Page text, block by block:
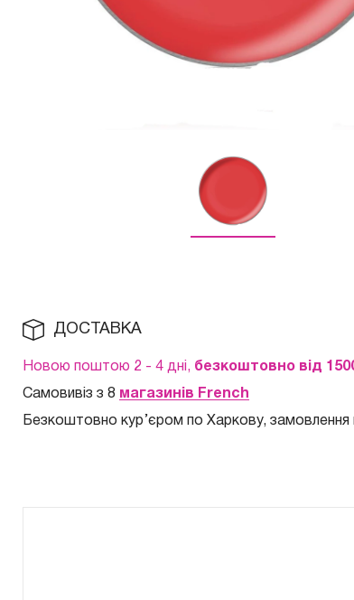
ДОСТАВКА
Новою поштою 2 - 4 дні, безкоштовно від
Самовивіз з 8 магазинів French
Безкоштовно кур’єром по Харкову, замовлення